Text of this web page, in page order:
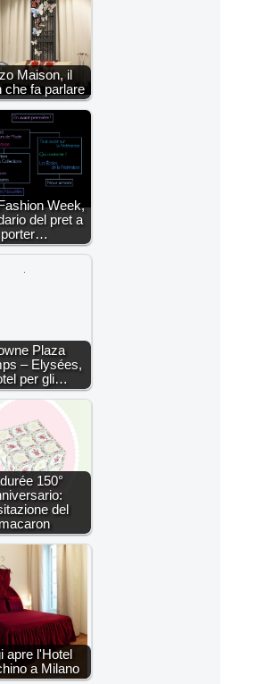
Maison, il
che fa parlare
Week,
del pret a
porter…
Plaza
– Elysées,
per gli…
150°
del
macaron
apre l'Hotel
a Milano